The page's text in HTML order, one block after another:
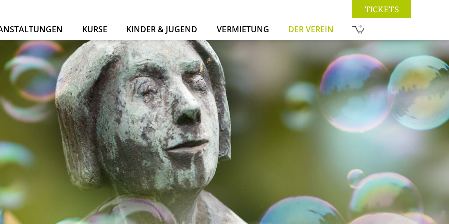
TICKETS
KURSE KINDER & JUGEND VERMIETUNG DER VEREIN